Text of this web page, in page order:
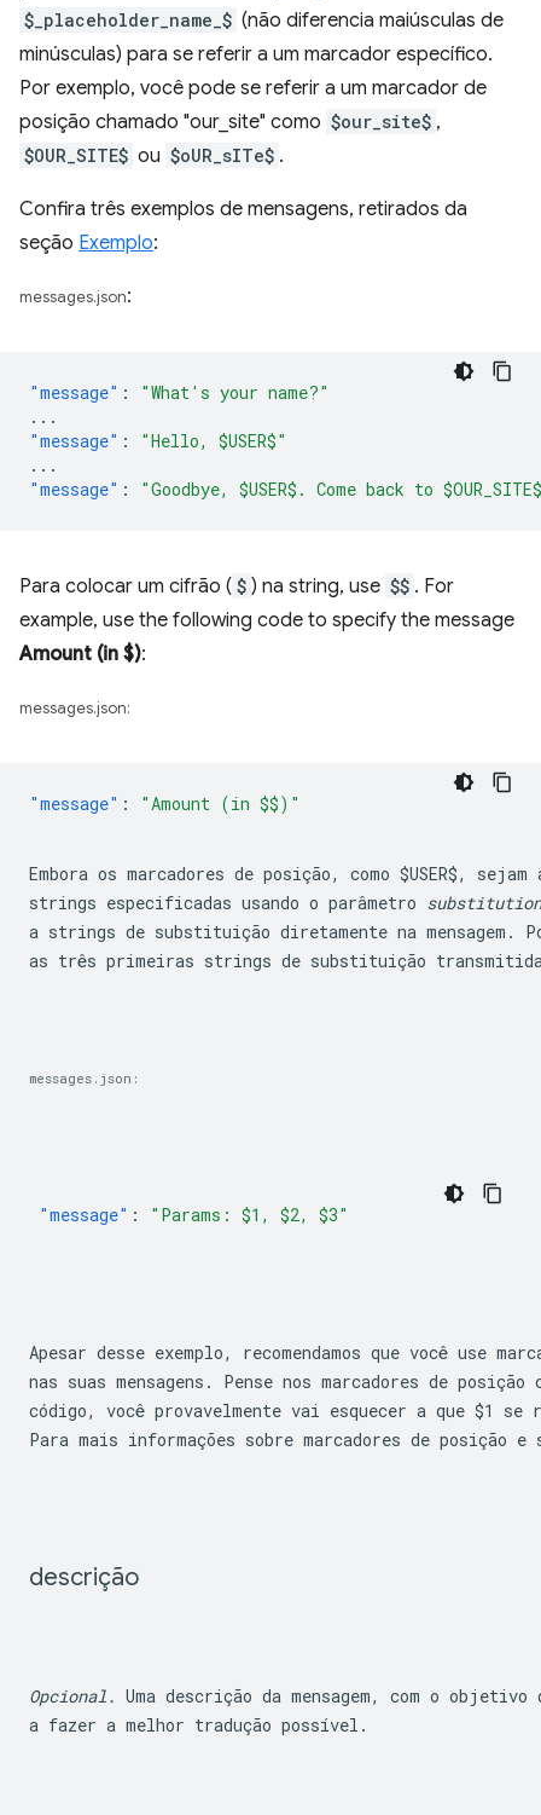
$_placeholder_name_$ (não diferencia maiúsculas de
minúsculas) para se referir a um marcador específico.
Por exemplo, você pode se referir a um marcador de
posição chamado "our_site" como $our_site$ ,
$OUR_SITE$ ou $oUR_sITe$ .
Confira três exemplos de mensagens, retirados da
seção Exemplo:
messages.json:
"message" :
"What's your name?"
...
"message" :
"Hello, $USER$"
...
"message" : "Goodbye, $USER$. Come back to
Para colocar um cifrão ( $ ) na string, use $$ . For
example, use the following code to specify the message
Amount (in $):
messages.json:
"message" :
Embora os marcadores de posição, como $USER$, sejam
strings especificadas usando o parâmetro
a strings de substituição diretamente na mensagem.
as três primeiras strings de substituição
messages.json:
"message" : "Params: $1, $2, $3"
Apesar desse exemplo, recomendamos que você use
nas suas mensagens. Pense nos marcadores de
código, você provavelmente vai esquecer a que $1
se
Para mais informações sobre marcadores de
descrição
Opcional. Uma descrição da mensagem, com o
a fazer a melhor tradução possível.